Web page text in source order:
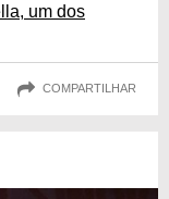
um dos
COMPARTILHAR